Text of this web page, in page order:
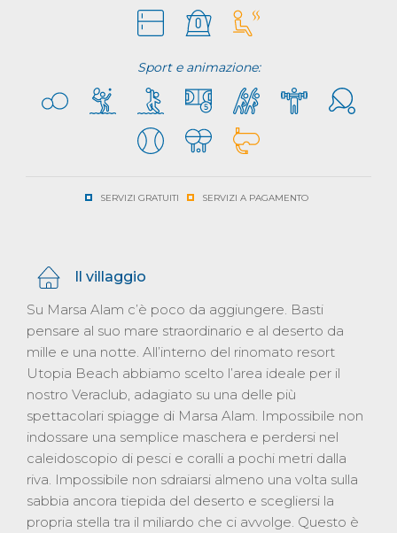
Sport e animazione:
SERVIZI GRATUITI SERVIZI A PAGAMENTO
Il villaggio
Su Marsa Alam c’è poco da aggiungere. Basti
pensare al suo mare straordinario e al deserto da
mille e una notte. All’interno del rinomato resort
Utopia Beach abbiamo scelto l’area ideale per il
nostro Veraclub, adagiato su una delle più
spettacolari spiagge di Marsa Alam. Impossibile non
indossare una semplice maschera e perdersi nel
caleidoscopio di pesci e coralli a pochi metri dalla
riva. Impossibile non sdraiarsi almeno una volta sulla
sabbia ancora tiepida del deserto e scegliersi la
propria stella tra il miliardo che ci avvolge. Questo è